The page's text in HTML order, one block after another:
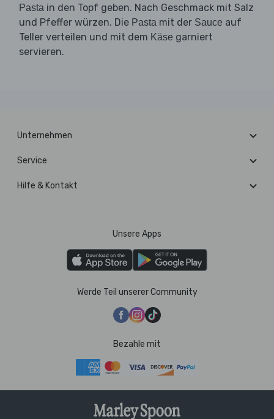
Pasta in den Topf geben. Nach Geschmack mit Salz
und Pfeffer würzen. Die Pasta mit der Sauce auf
Teller verteilen und mit dem Käse garniert
servieren.
Unternehmen
Service
Hilfe & Kontakt
Unsere Apps
Werde Teil unserer Community
Bezahle mit